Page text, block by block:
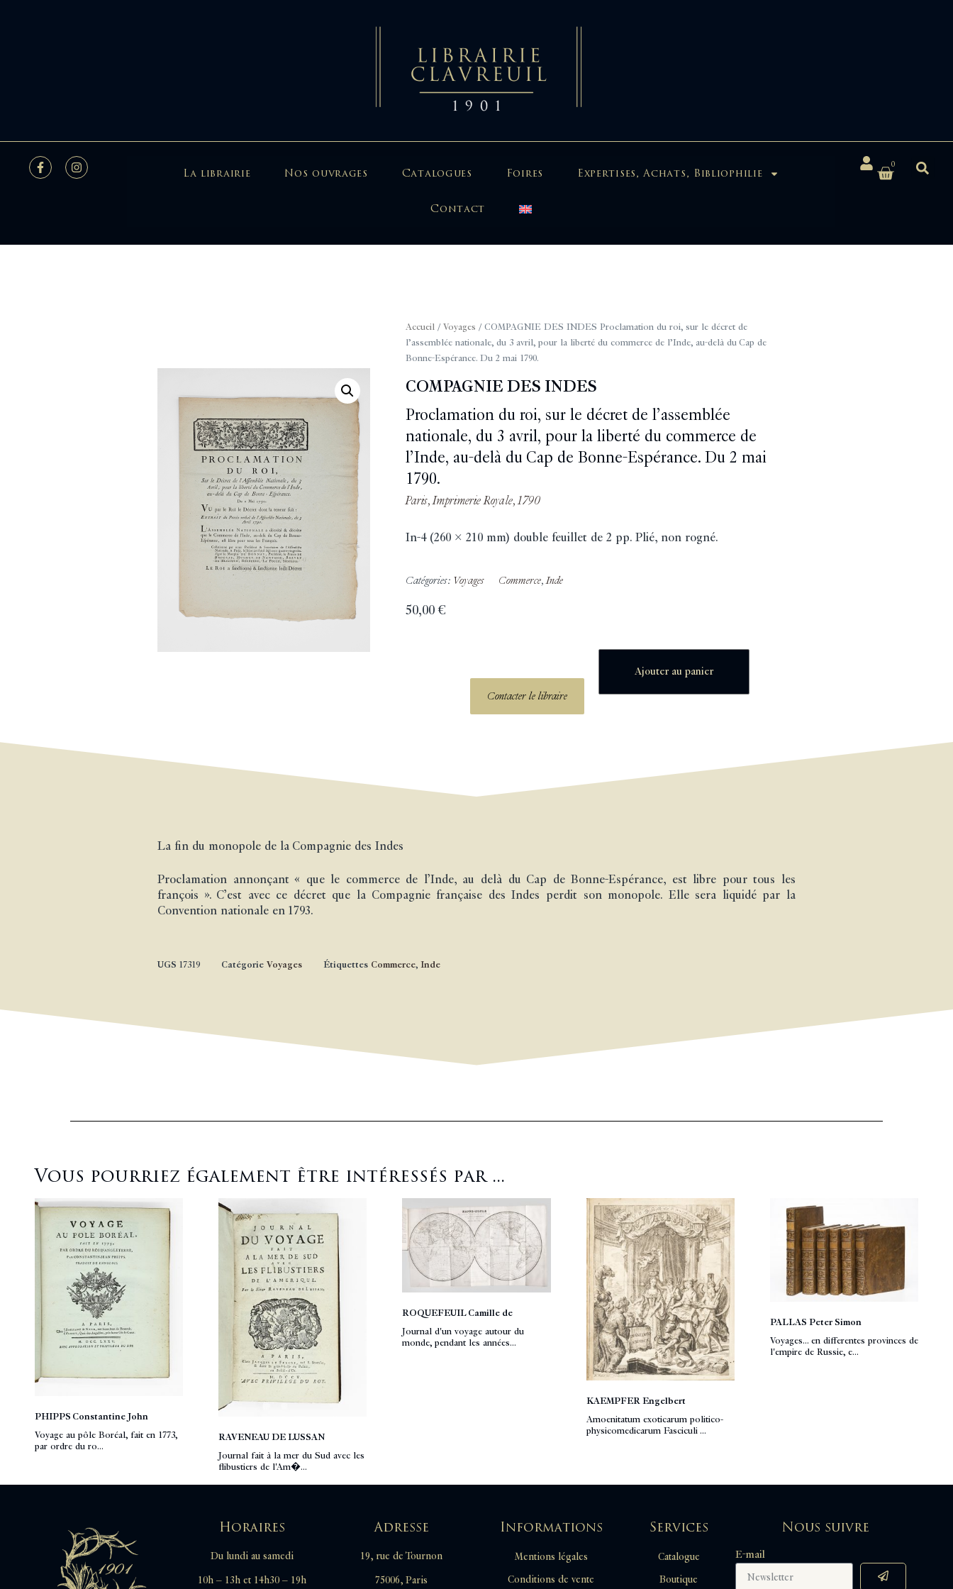
La librairie Nos ouvrages Catalogues Foires Expertises, Achats, Bibliophilie
Contact
0
Accueil/ Voyages / COMPAGNIE DES INDES Proclamation du roi, sur le décret de
l’assemblée nationale, du 3 avril, pour la liberté du commerce de l’Inde, au-delà du Cap de
Bonne-Espérance. Du 2 mai 1790.
COMPAGNIE DES INDES
Proclamation du roi, sur le décret de l’assemblée
nationale, du 3 avril, pour la liberté du commerce de
l’Inde, au-delà du Cap de Bonne-Espérance. Du 2 mai
1790.
Paris, Imprimerie Royale, 1790
In-4 (260 x 210 mm) double feuillet de 2 pp. Plié, non rogné.
Catégories: Voyages Commerce,Inde
50,00€
Contacter le libraire
Ajouter au panier
La fin du monopole de la Compagnie des Indes
Proclamation annonçant « que le commerce de l’Inde, au delà du Cap de Bonne-Espérance, est libre pour tous les
françois ». C’est avec ce décret que la Compagnie française des Indes perdit son monopole. Elle sera liquidé par la
Convention nationale en 1793.
UGS 17319 Catégorie Voyages Étiquettes Commerce, Inde
Vous pourriez également être intéressés par ...
PHIPPS Constantine John
Voyage au pôle Boréal, fait en 1773,
par ordre du ro...
RAVENEAU DE LUSSAN
Journal fait à la mer du Sud avec les
flibustiers de l'Am�...
ROQUEFEUIL Camille de
Journal d'un voyage autour du
monde, pendant les années...
KAEMPFER Engelbert
Amoenitatum exoticarum politico-
physicomedicarum Fasciculi ...
PALLAS Peter Simon
Voyages... en differentes provinces de
l'empire de Russie, e...
Horaires
Du lundi au samedi
10h – 13h et 14h30 – 19h
Adresse
19, rue de Tournon
75006, Paris
Informations
Mentions légales
Conditions de vente
Services
Catalogue
Boutique
Nous suivre
E-mail